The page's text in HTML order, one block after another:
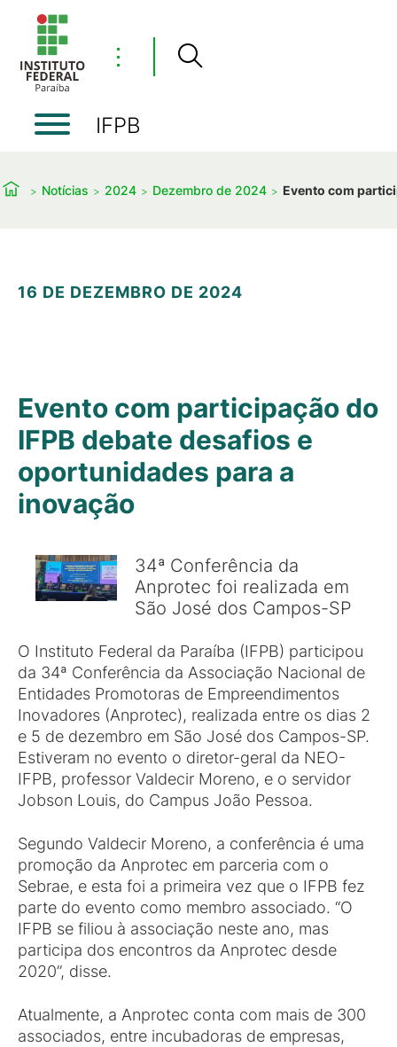
⋮
IFPB
Notícias 2024 Dezembro de 2024 Evento com
16 DE DEZEMBRO DE 2024
Evento com participação do
IFPB debate desafios e
oportunidades para a
inovação
34ª Conferência da
Anprotec foi realizada em
São José dos Campos-SP
O Instituto Federal da Paraíba (IFPB) participou
da 34ª Conferência da Associação Nacional de
Entidades Promotoras de Empreendimentos
Inovadores (Anprotec), realizada entre os dias 2
e 5 de dezembro em São José dos Campos-SP.
Estiveram no evento o diretor-geral da NEO-
IFPB, professor Valdecir Moreno, e o servidor
Jobson Louis, do Campus João Pessoa.
Segundo Valdecir Moreno, a conferência é uma
promoção da Anprotec em parceria com o
Sebrae, e esta foi a primeira vez que o IFPB fez
parte do evento como membro associado. “O
IFPB se filiou à associação neste ano, mas
participa dos encontros da Anprotec desde
2020”, disse.
Atualmente, a Anprotec conta com mais de 300
associados, entre incubadoras de empresas,